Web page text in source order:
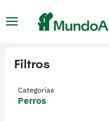
Filtros
Categorías
Perros